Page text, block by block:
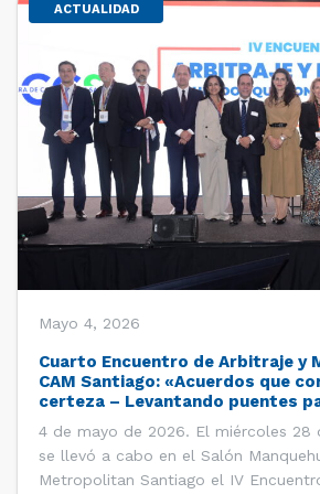
ACTUALIDAD
Mayo 4, 2026
Cuarto Encuentro de Arbitraje y
CAM Santiago: «Acuerdos que
certeza – Levantando puentes
4 de mayo de 2026. El miércoles 28
se llevó a cabo en el Salón
Metropolitan Santiago el IV